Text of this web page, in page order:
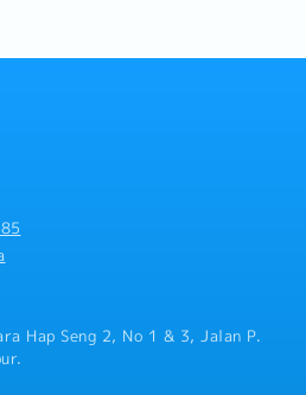
上場メーカーで、最先端
に携われるポジショ
監査対応など、マルチな
でリード！グローバル基
境！
と最適化を通じて、製品の
進をいただくとともに、
部門との連携を図りなが
ント経験を活かして、チ
たい方、必見です！【主
立案と導入による、生産
品質改善の推進・設計・
の連携による、納期・スケ
産方式などを活用した、
推進・製造設備や工程の
るパフォーマンス向上・生
速な対策によるダウンタ
に応じる
り、費用は会社負担
負担
Hap Seng 2, No 1 & 3, Jalan P.